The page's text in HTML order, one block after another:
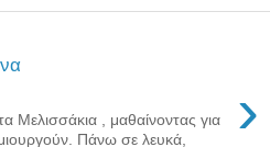
›
Μελισσάκια , μαθαίνοντας για
Πάνω σε λευκά,